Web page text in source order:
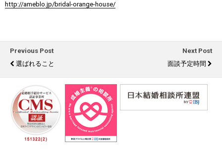
http://ameblo.jp/bridal-orange-house/
Previous Post
選ばれること
Next Post
面談予定時間